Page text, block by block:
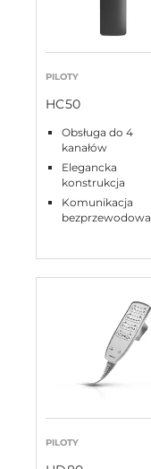
PILOTY
HC50
Obsługa do 4
kanałów
Elegancka
konstrukcja
Komunikacja
bezprzewodowa
PILOTY